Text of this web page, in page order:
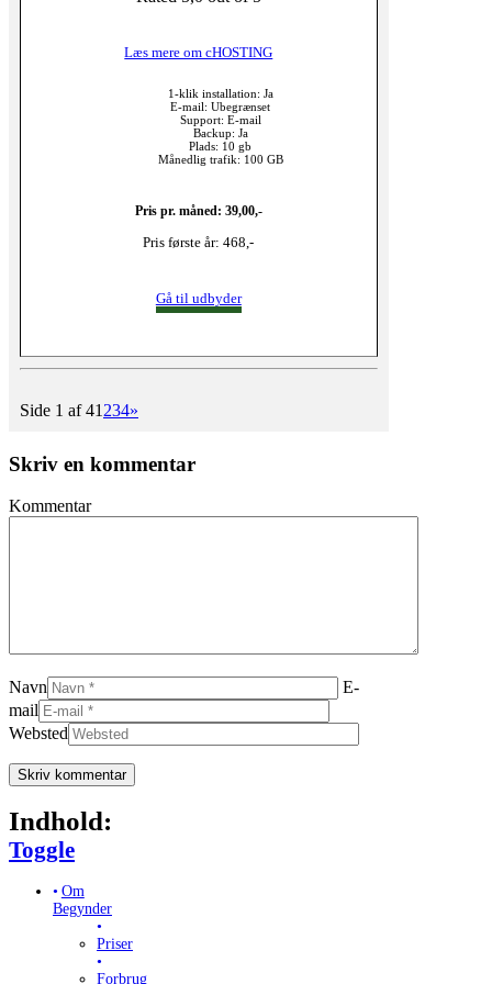
Læs mere om cHOSTING
1-klik installation: Ja
E-mail: Ubegrænset
Support: E-mail
Backup: Ja
Plads: 10 gb
Månedlig trafik: 100 GB
Pris pr. måned: 39,00,-
Pris første år: 468,-
Gå til udbyder
Side 1 af 41 234»
Skriv en kommentar
Kommentar
Navn
E-
mail
Websted
Indhold:
Toggle Table of Content
Toggle
Om
Begynder
Priser
Forbrug